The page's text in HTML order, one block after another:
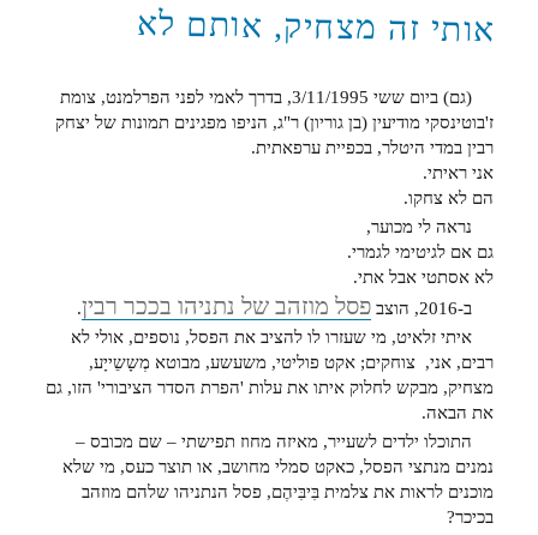
אותי זה מצחיק, אותם לא
(גם) ביום ששי 3/11/1995, בדרך לאמי לפני הפרלמנט, צומת
ז'בוטינסקי מודיעין (בן גוריון) ר"ג, הניפו מפגינים תמונות של יצחק
רבין במדי היטלר, בכפיית ערפאתית.
אני ראיתי.
הם לא צחקו.
נראה לי מכוער,
גם אם לגיטימי לגמרי.
לא אסתטי אבל אתי.
ב-2016, הוצב
פסל מוזהב של נתניהו בככר רבין.
איתי זלאיט, מי שעזרו לו להציב את הפסל, נוספים, אולי לא
רבים, אני, צוחקים; אקט פוליטי, משעשע, מבוטא מְשָשֵייָע,
מצחיק, מבקש לחלוק איתו את עלות 'הפרת הסדר הציבורי' הזו, גם
את הבאה.
התוכלו ילדים לשעייר, מאיזה מחוז תפישתי – שם מכובס –
נמנים מנתצי הפסל, כאקט סמלי מחושב, או תוצר כעס, מי שלא
מוכנים לראות את צלמית בִּיבִּיהֶם, פסל הנתניהו שלהם מוזהב
בכיכר?